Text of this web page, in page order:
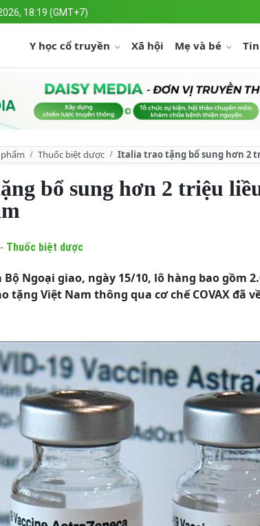
18:19 (GMT+7)
Y học cổ truyền Xã hội Mẹ và bé
Thuốc biệt dược Italia trao tặng bổ sung hơn 2
bổ sung hơn 2 triệu
Thuốc biệt dược
Ngoại giao, ngày 15/10, lô hàng bao gồm
tặng Việt Nam thông qua cơ chế COVAX đã